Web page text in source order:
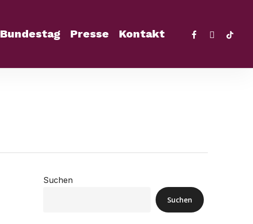
Bundestag Presse Kontakt facebook
Suchen
Suchen